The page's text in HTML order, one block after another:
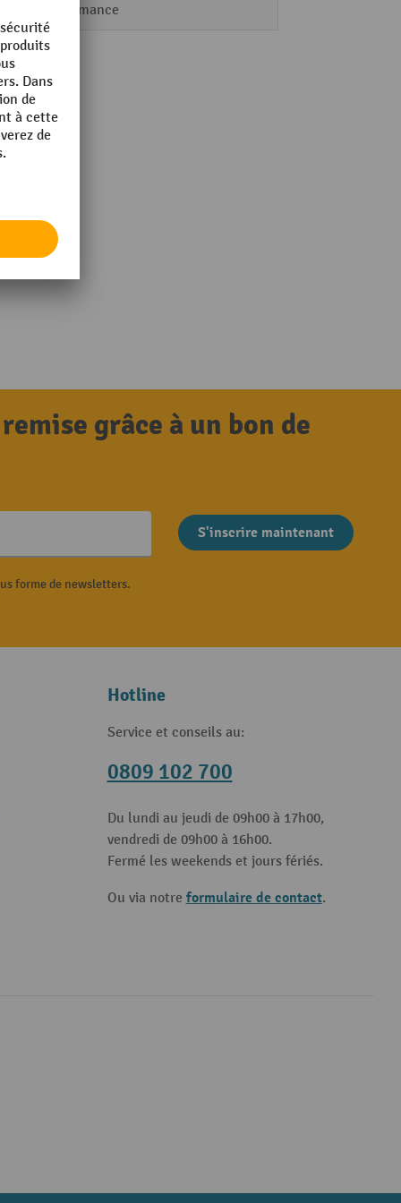
Performance
grâce à un bon de
S'inscrire maintenant
forme de newsletters.
Hotline
Service et conseils au:
0809 102 700
Du lundi au jeudi de 09h00 à 17h00,
vendredi de 09h00 à 16h00.
Fermé les weekends et jours fériés.
Ou via notre formulaire de contact.